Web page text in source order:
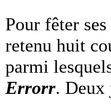
Pour fêter
retenu huit
parmi
Errorr. Deux